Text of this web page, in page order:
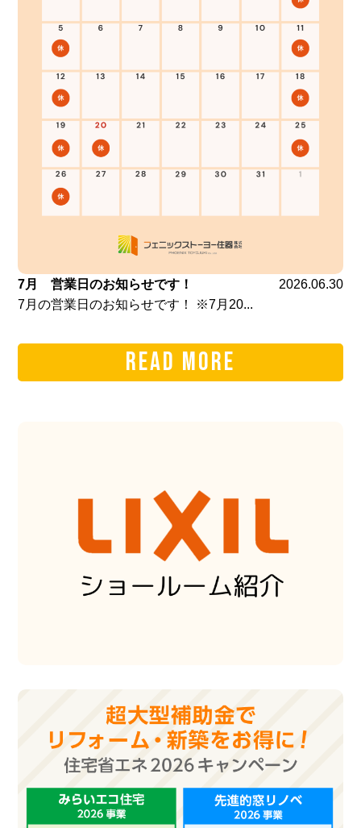
7月 営業日のお知らせです！
2026.06.30
7月の営業日のお知らせです！ ※7月20...
READ MORE